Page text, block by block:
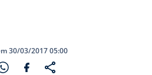
30/03/2017 05:00